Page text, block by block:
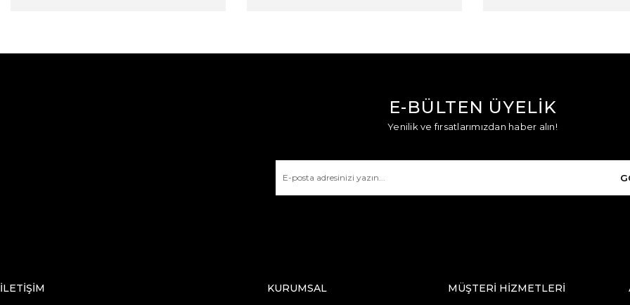
E-BÜLTEN ÜYELİK
Yenilik ve fırsatlarımızdan haber alın!
İLETİŞİM KURUMSAL MÜŞTERİ HİZMETLERİ